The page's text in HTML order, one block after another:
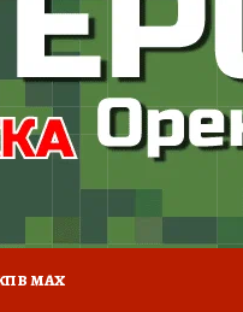
ТУРИЗМ
ВСЕ О КП
В МАХ